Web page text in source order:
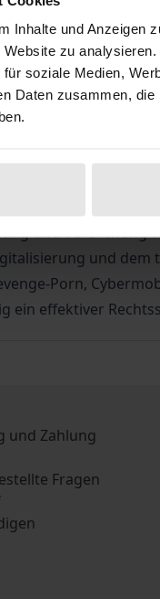
Inhalte und Anzeigen
zu
soziale Medien,
Daten zusammen,
Angaben
des Bildnis- und
Intimaufnahmen
Werk analysiert
und
und
Porn,
ein effektiver
und Zahlung
Fragen